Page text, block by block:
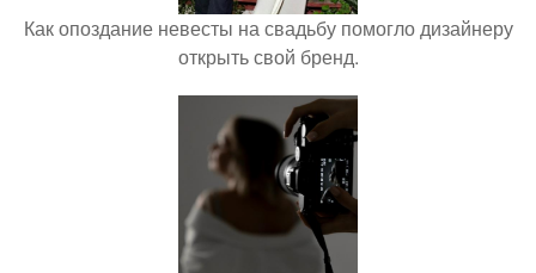
Как опоздание невесты на свадьбу помогло дизайнеру
открыть свой бренд.